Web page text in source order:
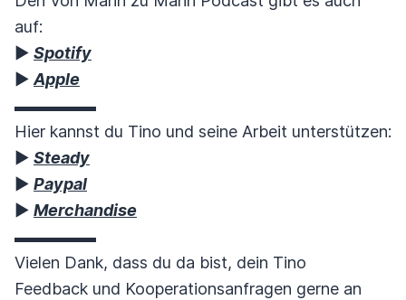
auf:
▶︎ Spotify
▶︎ Apple
▬▬▬▬▬
Hier kannst du Tino und seine Arbeit unterstützen:
▶︎ Steady
▶︎ Paypal
▶︎ Merchandise
▬▬▬▬▬
Vielen Dank, dass du da bist, dein Tino
Feedback und Kooperationsanfragen gerne an